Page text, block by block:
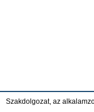
Szakdolgozat, az